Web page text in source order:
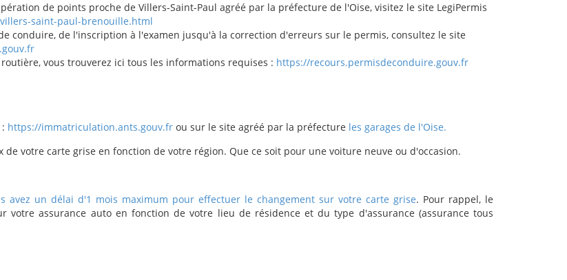
de points proche de Villers-Saint-Paul agréé par la préfecture de l'Oise, visitez le site LegiPermis
saint-paul-brenouille.html
conduire, de l'inscription à l'examen jusqu'à la correction d'erreurs sur le permis, consultez le site
vous trouverez ici tous les informations requises : https://recours.permisdeconduire.gouv.fr
https://immatriculation.ants.gouv.fr ou sur le site agréé par la préfecture les garages de l'Oise.
votre carte grise en fonction de votre région. Que ce soit pour une voiture neuve ou d'occasion.
avez un délai d'1 mois maximum pour effectuer le changement sur votre carte grise. Pour rappel, le
votre assurance auto en fonction de votre lieu de résidence et du type d'assurance (assurance tous